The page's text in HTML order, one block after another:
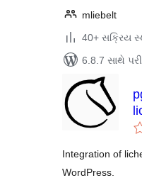
mliebelt
40+ સક્રિય
6.8.7 સાથે
Integration of
WordPress.